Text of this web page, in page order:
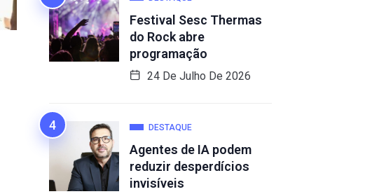
Festival Sesc Thermas
do Rock abre
programação
24 De Julho De 2026
DESTAQUE
Agentes de IA podem
reduzir desperdícios
invisíveis